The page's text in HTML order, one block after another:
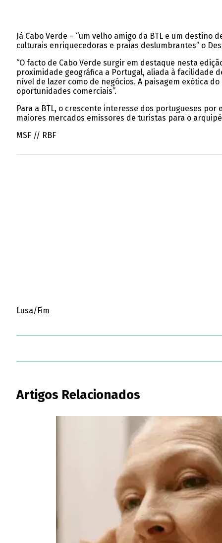
Já Cabo Verde – “um velho amigo da BTL e um
culturais enriquecedoras e praias deslumbrantes” o
“O facto de Cabo Verde surgir em destaque nesta
proximidade geográfica a Portugal, aliada à facilidade
nível de lazer como de negócios. A paisagem exótica
oportunidades comerciais”.
Para a BTL, o crescente interesse dos portugueses
maiores mercados emissores de turistas para o
MSF // RBF
Lusa/Fim
Artigos Relacionados